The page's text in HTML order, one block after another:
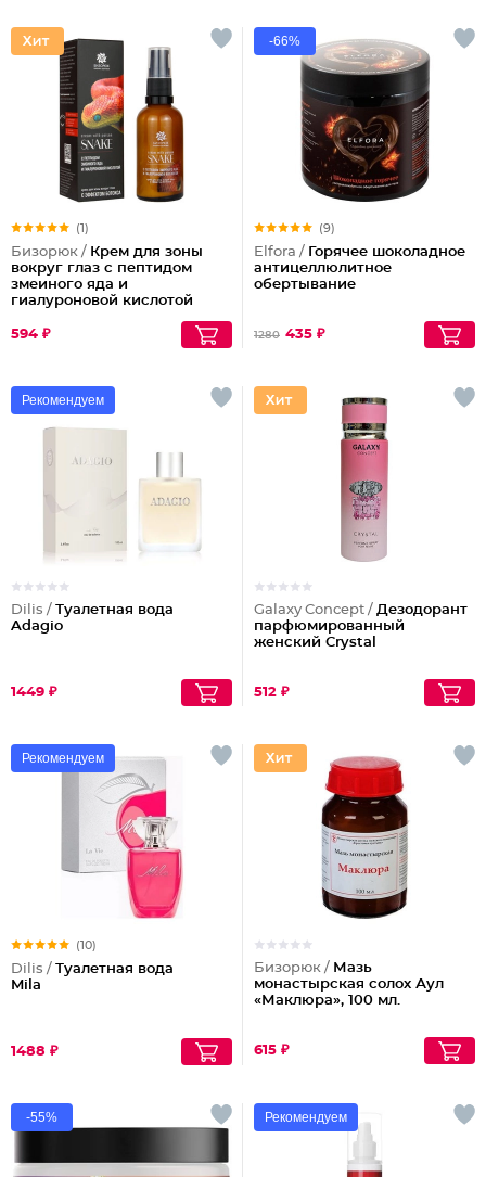
(1)
Бизорюк / Крем для зоны
вокруг глаз с пептидом
змеиного яда и
гиалуроновой кислотой
594 ₽
-66%
(9)
Elfora / Горячее шоколадное
антицеллюлитное
обертывание
1280 435 ₽
Рекомендуем
Dilis / Туалетная вода
Adagio
1449 ₽
Galaxy Concept / Дезодорант
парфюмированный
женский Crystal
512 ₽
Рекомендуем
(10)
Dilis / Туалетная вода
Mila
1488 ₽
Бизорюк / Мазь
монастырская солох Аул
«Маклюра», 100 мл.
615 ₽
-55% Рекомендуем